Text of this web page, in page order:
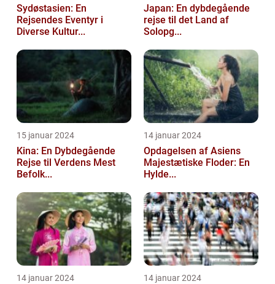
Sydøstasien: En
Rejsendes Eventyr i
Diverse Kultur...
Japan: En dybdegående
rejse til det Land af
Solopg...
15 januar 2024
Kina: En Dybdegående
Rejse til Verdens Mest
Befolk...
14 januar 2024
Opdagelsen af Asiens
Majestætiske Floder: En
Hylde...
14 januar 2024 14 januar 2024